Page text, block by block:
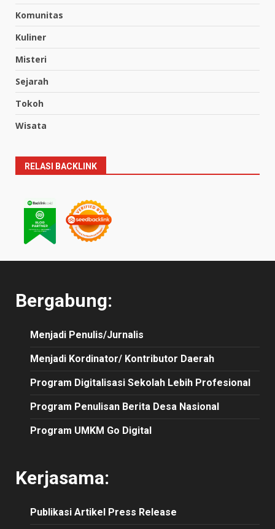
Komunitas
Kuliner
Misteri
Sejarah
Tokoh
Wisata
RELASI BACKLINK
Bergabung:
Menjadi Penulis/Jurnalis
Menjadi Kordinator/ Kontributor Daerah
Program Digitalisasi Sekolah Lebih Profesional
Program Penulisan Berita Desa Nasional
Program UMKM Go Digital
Kerjasama:
Publikasi Artikel Press Release